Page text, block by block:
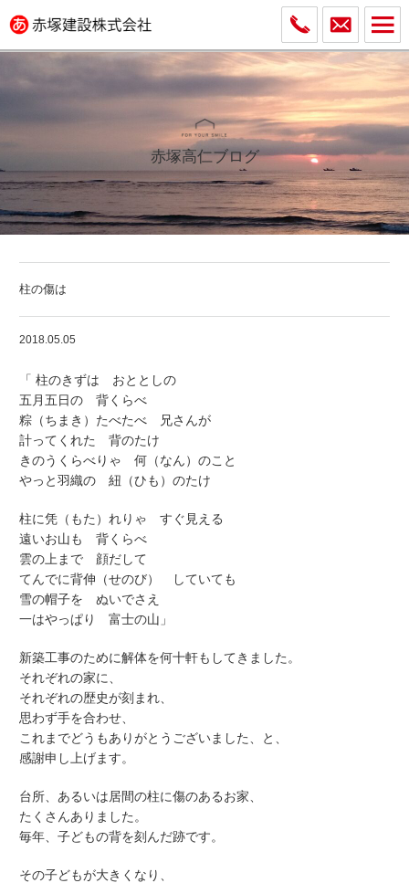
赤塚高仁ブログ
柱の傷は
2018.05.05
「 柱のきずは おととしの
五月五日の 背くらべ
粽（ちまき）たべたべ 兄さんが
計ってくれた 背のたけ
きのうくらべりゃ 何（なん）のこと
やっと羽織の 紐（ひも）のたけ
柱に凭（もた）れりゃ すぐ見える
遠いお山も 背くらべ
雲の上まで 顔だして
てんでに背伸（せのび） していても
雪の帽子を ぬいでさえ
一はやっぱり 富士の山」
新築工事のために解体を何十軒もしてきました。
それぞれの家に、
それぞれの歴史が刻まれ、
思わず手を合わせ、
これまでどうもありがとうございました、と、
感謝申し上げます。
台所、あるいは居間の柱に傷のあるお家、
たくさんありました。
毎年、子どもの背を刻んだ跡です。
その子どもが大きくなり、